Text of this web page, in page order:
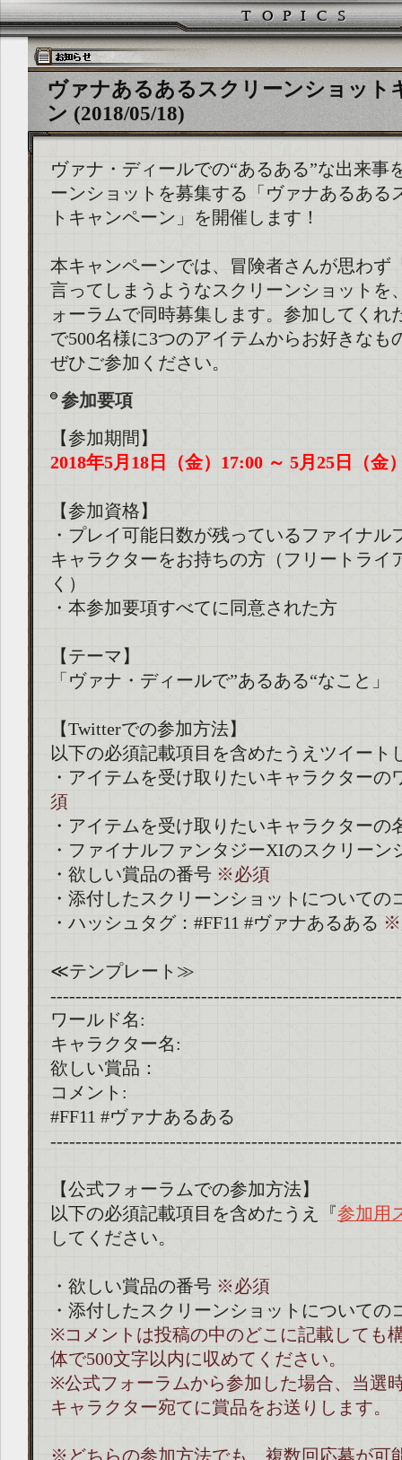
ヴァナあるあるスクリーンショット
ン (2018/05/18)
ヴァナ・ディールでの“あるある”な出来事
ーンショットを募集する「ヴァナあるある
トキャンペーン」を開催します！
本キャンペーンでは、冒険者さんが思わず
言ってしまうようなスクリーンショットを
ォーラムで同時募集します。参加してくれ
で500名様に3つのアイテムからお好きなも
ぜひご参加ください。
参加要項
【参加期間】
2018年5月18日（金）17:00 ～ 5月25日（金
【参加資格】
・プレイ可能日数が残っているファイナル
キャラクターをお持ちの方（フリートライ
く）
・本参加要項すべてに同意された方
【テーマ】
「ヴァナ・ディールで”あるある“なこと」
【Twitterでの参加方法】
以下の必須記載項目を含めたうえツイート
・アイテムを受け取りたいキャラクターの
須
・アイテムを受け取りたいキャラクターの
・ファイナルファンタジーXIのスクリーン
・欲しい賞品の番号 ※必須
・添付したスクリーンショットについての
・ハッシュタグ：#FF11 #ヴァナあるある ※
≪テンプレート≫
ワールド名:
キャラクター名:
欲しい賞品：
コメント:
#FF11 #ヴァナあるある
【公式フォーラムでの参加方法】
以下の必須記載項目を含めたうえ『 参加用
してください。
・欲しい賞品の番号 ※必須
・添付したスクリーンショットについての
※コメントは投稿の中のどこに記載しても
体で500文字以内に収めてください。
※公式フォーラムから参加した場合、当選
キャラクター宛てに賞品をお送りします。
※どちらの参加方法でも、複数回応募が可